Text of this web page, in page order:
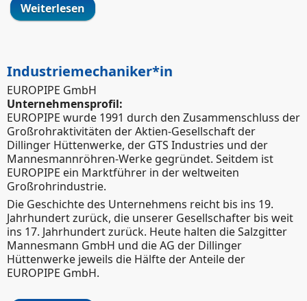
Weiterlesen über Lerne die Welt des Stahls kennen!
Industriemechaniker*in
EUROPIPE GmbH
Unternehmensprofil:
EUROPIPE wurde 1991 durch den Zusammenschluss der
Großrohraktivitäten der Aktien-Gesellschaft der
Dillinger Hüttenwerke, der GTS Industries und der
Mannesmannröhren-Werke gegründet. Seitdem ist
EUROPIPE ein Marktführer in der weltweiten
Großrohrindustrie.
Die Geschichte des Unternehmens reicht bis ins 19.
Jahrhundert zurück, die unserer Gesellschafter bis weit
ins 17. Jahrhundert zurück. Heute halten die Salzgitter
Mannesmann GmbH und die AG der Dillinger
Hüttenwerke jeweils die Hälfte der Anteile der
EUROPIPE GmbH.